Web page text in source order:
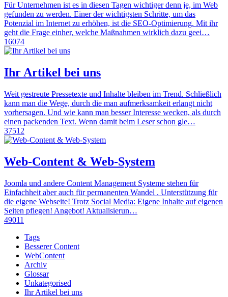
Für Unternehmen ist es in diesen Tagen wichtiger denn je, im Web
gefunden zu werden. Einer der wichtigsten Schritte, um das
Potenzial im Internet zu erhöhen, ist die SEO-Optimierung. Mit ihr
geht die Frage einher, welche Maßnahmen wirklich dazu geei…
16074
Ihr Artikel bei uns
Weit gestreute Pressetexte und Inhalte bleiben im Trend. Schließlich
kann man die Wege, durch die man aufmerksamkeit erlangt nicht
vorhersagen. Und wie kann man besser Interesse wecken, als durch
einen packenden Text. Wenn damit beim Leser schon gle…
37512
Web-Content & Web-System
Joomla und andere Content Management Systeme stehen für
Einfachheit aber auch für permanenten Wandel . Unterstützung für
die eigene Webseite! Trotz Social Media: Eigene Inhalte auf eigenen
Seiten pflegen! Angebot! Aktualisierun…
49011
Tags
Besserer Content
WebContent
Archiv
Glossar
Unkategorised
Ihr Artikel bei uns